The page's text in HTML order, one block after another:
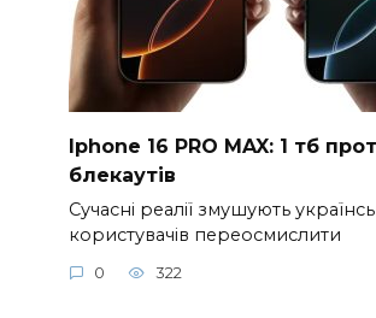
Iphone 16 PRO MAX: 1 тб
блекаутів
Сучасні реалії змушують
користувачів переосмислити
0 322